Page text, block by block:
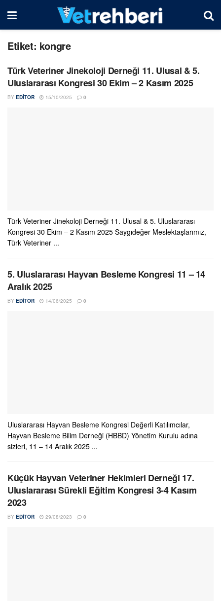
Etiket: kongre
Türk Veteriner Jinekoloji Derneği 11. Ulusal & 5.
Uluslararası Kongresi 30 Ekim – 2 Kasım 2025
BY EDITOR 15/10/2025 0
Türk Veteriner Jinekoloji Derneği 11. Ulusal & 5. Uluslararası
Kongresi 30 Ekim – 2 Kasım 2025 Saygıdeğer Meslektaşlarımız,
Türk Veteriner ...
5. Uluslararası Hayvan Besleme Kongresi 11 – 14
Aralık 2025
BY EDITOR 14/06/2025 0
Uluslararası Hayvan Besleme Kongresi Değerli Katılımcılar,
Hayvan Besleme Bilim Derneği (HBBD) Yönetim Kurulu adına
sizleri, 11 – 14 Aralık 2025 ...
Küçük Hayvan Veteriner Hekimleri Derneği 17.
Uluslararası Sürekli Eğitim Kongresi 3-4 Kasım
2023
BY EDITOR 29/08/2023 0